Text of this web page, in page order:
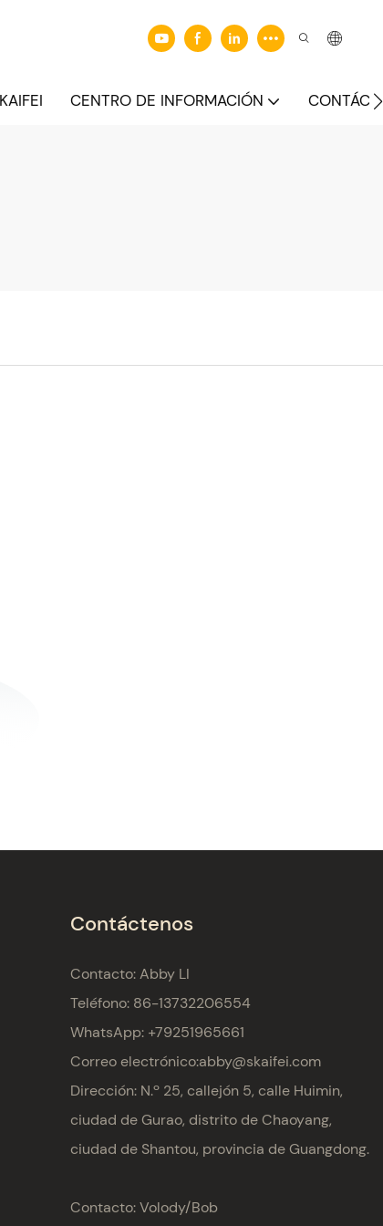
CENTRO DE INFORMACIÓN
Contáctenos
Contacto: Abby LI
Teléfono: 86-13732206554
WhatsApp: +79251965661
Correo electrónico:abby@skaifei.com
Dirección: N.º 25, callejón 5, calle Huimin,
ciudad de Gurao, distrito de Chaoyang,
ciudad de Shantou, provincia de Guangdong.
Contacto: Volody/Bob